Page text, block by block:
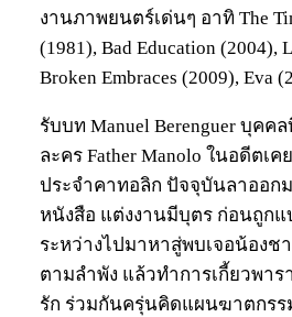
งานภาพยนตร์เด่นๆ อาทิ The
(1981), Bad Education (2004),
Broken Embraces (2009), Eva
รับบท Manuel Berenguer บุค
ละคร Father Manolo ในอดีตเค
ประจำคาทอลิก ปัจจุบันลาออก
หนังสือ แต่งงานมีบุตร ก่อนถูกแ
ระหว่างไปมาหาสู่พบเจอน้องช
ตามลำพัง แล้วทำการเกี้ยวพาร
รัก ร่วมกันครุ่นคิดแผนฆาตกรร